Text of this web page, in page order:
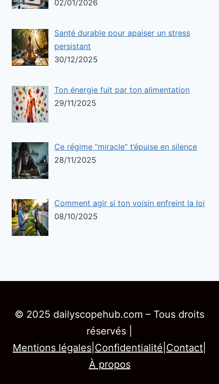
02/01/2026
Santé durable pour apaiser un stress
persistant
30/12/2025
Ton énergie fuit par ton alimentation
29/11/2025
Ce régime “miracle” t’épuise en silence
28/11/2025
Comment agir si ton voisin enfreint la loi
08/10/2025
© 2025 dailyscopehub.com – Tous droits
réservés |
Mentions légales Confidentialité Contact
À propos